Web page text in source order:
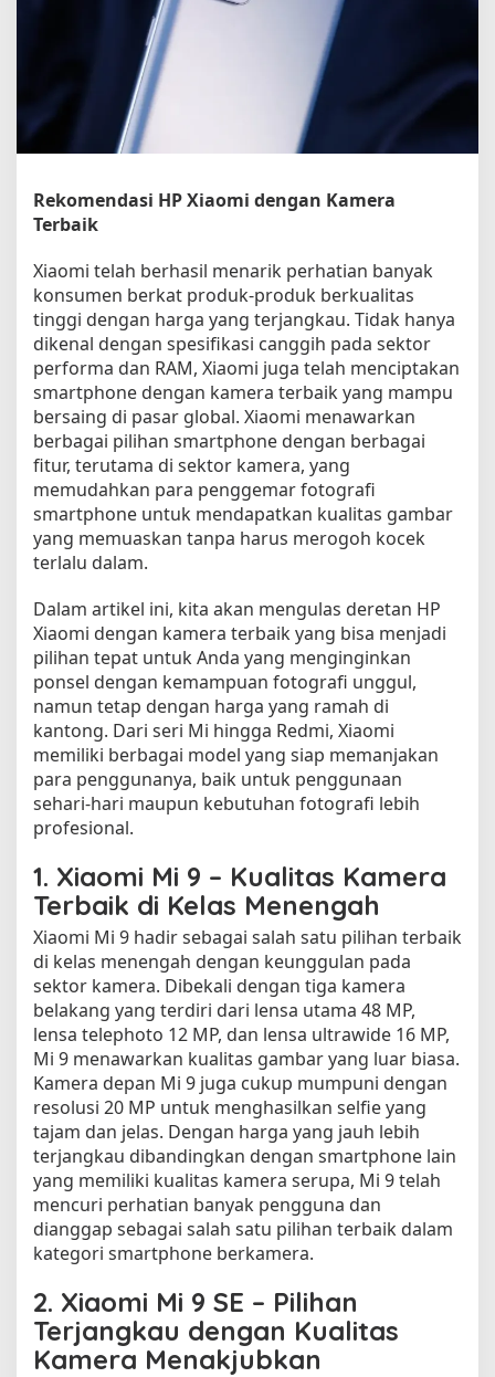
X
i
a
o
m
g
K
e
m
a
m
u
a
n
K
a
m
e
y
a
g
L
u
a
r
B
i
a
Rekomendasi HP Xiaomi dengan Kamera
Terbaik
Xiaomi telah berhasil menarik perhatian banyak
konsumen berkat produk-produk berkualitas
tinggi dengan harga yang terjangkau. Tidak hanya
dikenal dengan spesifikasi canggih pada sektor
performa dan RAM, Xiaomi juga telah menciptakan
smartphone dengan kamera terbaik yang mampu
bersaing di pasar global. Xiaomi menawarkan
berbagai pilihan smartphone dengan berbagai
fitur, terutama di sektor kamera, yang
memudahkan para penggemar fotografi
smartphone untuk mendapatkan kualitas gambar
yang memuaskan tanpa harus merogoh kocek
terlalu dalam.
Dalam artikel ini, kita akan mengulas deretan HP
Xiaomi dengan kamera terbaik yang bisa menjadi
pilihan tepat untuk Anda yang menginginkan
ponsel dengan kemampuan fotografi unggul,
namun tetap dengan harga yang ramah di
kantong. Dari seri Mi hingga Redmi, Xiaomi
memiliki berbagai model yang siap memanjakan
para penggunanya, baik untuk penggunaan
sehari-hari maupun kebutuhan fotografi lebih
profesional.
1. Xiaomi Mi 9 – Kualitas Kamera
Terbaik di Kelas Menengah
Xiaomi Mi 9 hadir sebagai salah satu pilihan terbaik
di kelas menengah dengan keunggulan pada
sektor kamera. Dibekali dengan tiga kamera
belakang yang terdiri dari lensa utama 48 MP,
lensa telephoto 12 MP, dan lensa ultrawide 16 MP,
Mi 9 menawarkan kualitas gambar yang luar biasa.
Kamera depan Mi 9 juga cukup mumpuni dengan
resolusi 20 MP untuk menghasilkan selfie yang
tajam dan jelas. Dengan harga yang jauh lebih
terjangkau dibandingkan dengan smartphone lain
yang memiliki kualitas kamera serupa, Mi 9 telah
mencuri perhatian banyak pengguna dan
dianggap sebagai salah satu pilihan terbaik dalam
kategori smartphone berkamera.
2. Xiaomi Mi 9 SE – Pilihan
Terjangkau dengan Kualitas
Kamera Menakjubkan